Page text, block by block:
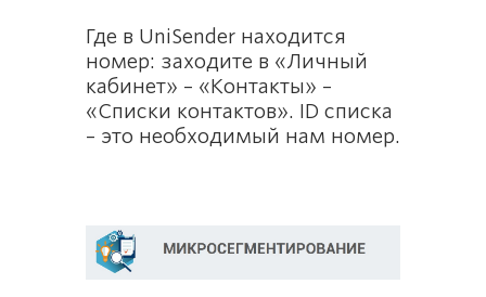
Где в UniSender находится
номер: заходите в «Личный
кабинет» – «Контакты» –
«Списки контактов». ID списка
– это необходимый нам номер.